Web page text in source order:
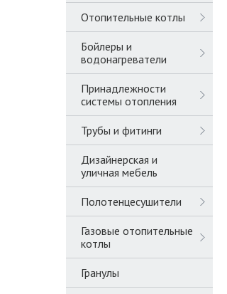
Отопительные котлы
Бойлеры и
водонагреватели
Принадлежности
системы отопления
Трубы и фитинги
Дизайнерская и
уличная мебель
Полотенцесушители
Газовые отопительные
котлы
Гранулы